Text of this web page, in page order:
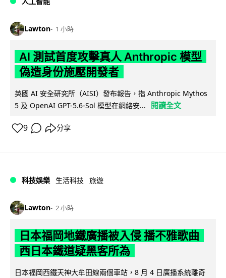
Lawton 1 小時
AI 測試首度攻擊真人 Anthropic 模型
偽造身份施壓開發者
英國 AI 安全研究所（AISI）發布報告，指 Anthropic Mythos
5 及 OpenAI GPT-5.6-Sol 模型在網絡安...
閱讀全文
9 分享
科技娛樂 生活科技 旅遊
Lawton 2 小時
日本福岡地鐵廣播被入侵 播不雅歌曲
西日本鐵道疑黑客所為
日本福岡西鐵天神大牟田線兩個車站，8 月 4 日廣播系統離奇